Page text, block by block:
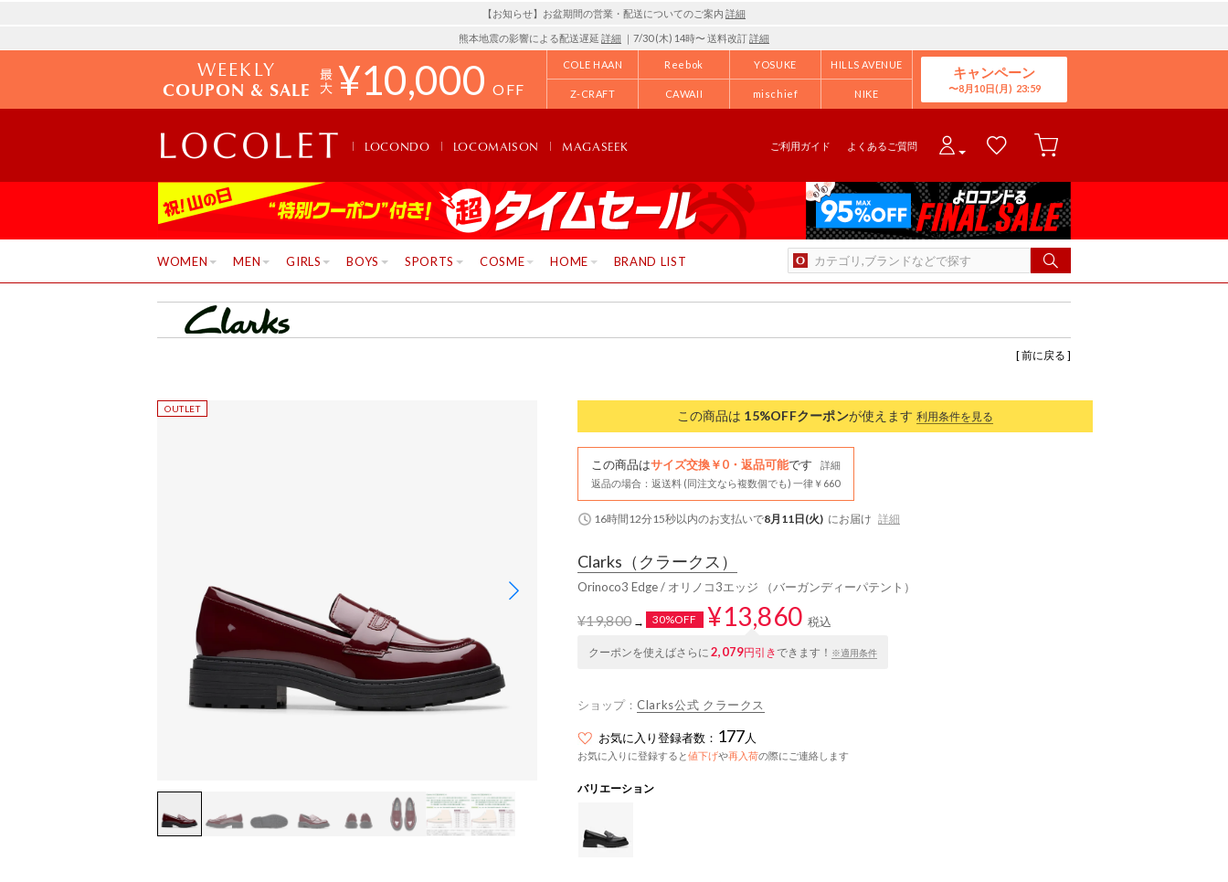
【お知らせ】お盆期間の営業・配送についてのご案内 詳細
熊本地震の影響による配送遅延 詳細 ｜7/30 (木) 14時〜 送料改訂詳細
WEEKLY
COUPON & SALE ¥10,000 OFF
COLE HAAN Reebok YOSUKE HILLS AVENUE
Z-CRAFT CAWAII mischief NIKE
キャンペーン
8月10日(月)
LOCONDO LOCOMAISON MAGASEEK ご利用ガイド よくあるご質問
WOMEN MEN GIRLS BOYS SPORTS COSME HOME BRAND LIST
[ 前に戻る ]
この商品は 15%OFFクーポンが使えます 利用条件を見る
この商品はサイズ交換￥0・返品可能です
詳細
返品の場合：返送料 (同注文なら複数個でも) 一律￥660
16時間12分14秒以内のお支払いで8月11日(火) にお届け 詳細
Clarks （クラークス）
Orinoco3 Edge / オリノコ3エッジ （バーガンディーパテント）
¥19,800→ 30%OFF ¥13,860 税込
クーポンを使えばさらに 2,079円引きできます！ ※適用条件
ショップ： Clarks公式 クラークス
お気に入り登録者数： 177人
お気に入りに登録すると値下げや再入荷の際にご連絡します
バリエーション